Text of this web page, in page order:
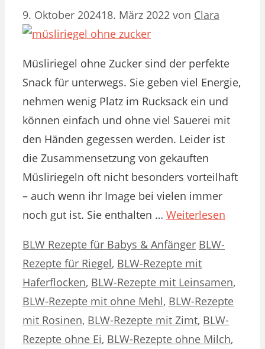
9. Oktober 202418. März 2022 von Clara
Müsliriegel ohne Zucker sind der perfekte
Snack für unterwegs. Sie geben viel Energie,
nehmen wenig Platz im Rucksack ein und
können einfach und ohne viel Sauerei mit
den Händen gegessen werden. Leider ist
die Zusammensetzung von gekauften
Müsliriegeln oft nicht besonders vorteilhaft
– auch wenn ihr Image bei vielen immer
noch gut ist. Sie enthalten … Weiterlesen
Kategorien
BLW Rezepte für Babys & Anfänger Schlagwörter
BLW-
Rezepte für Riegel, BLW-Rezepte mit
Haferflocken, BLW-Rezepte mit Leinsamen,
BLW-Rezepte mit ohne Mehl, BLW-Rezepte
mit Rosinen, BLW-Rezepte mit Zimt, BLW-
Rezepte ohne Ei, BLW-Rezepte ohne Milch,